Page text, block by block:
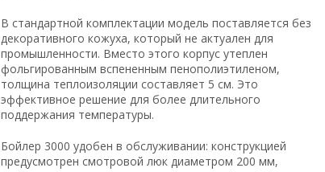
В стандартной комплектации модель поставляется без
декоративного кожуха, который не актуален для
промышленности. Вместо этого корпус утеплен
фольгированным вспененным пенополиэтиленом,
толщина теплоизоляции составляет 5 см. Это
эффективное решение для более длительного
поддержания температуры.
Бойлер 3000 удобен в обслуживании: конструкцией
предусмотрен смотровой люк диаметром 200 мм,